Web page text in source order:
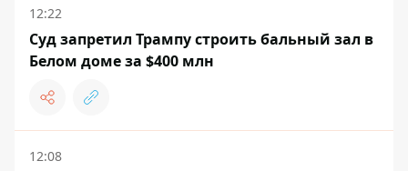
12:22
Суд запретил Трампу строить бальный зал в
Белом доме за $400 млн
12:08